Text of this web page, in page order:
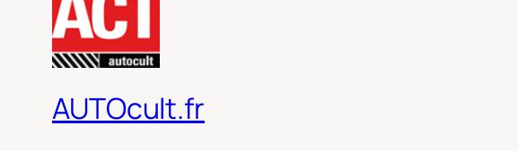
AUTOcult.fr